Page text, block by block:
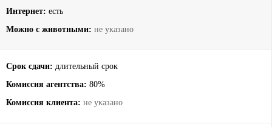
Интернет: есть
Можно с животными: не указано
Срок сдачи: длительный срок
Комиссия агентства: 80%
Комиссия клиента: не указано